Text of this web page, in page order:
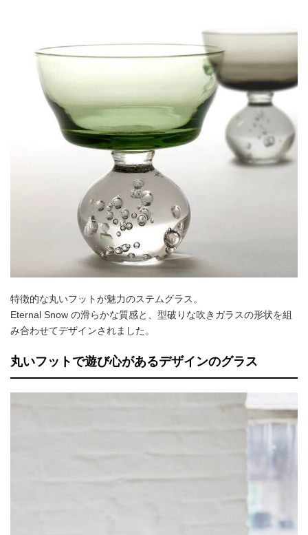
特徴的な丸いフットが魅力のステムグラス。
Eternal Snow の滑らかな質感と、型破りな吹きガラスの形状を組
み合わせてデザインされました。
丸いフットで遊び心があるデザインのグラス